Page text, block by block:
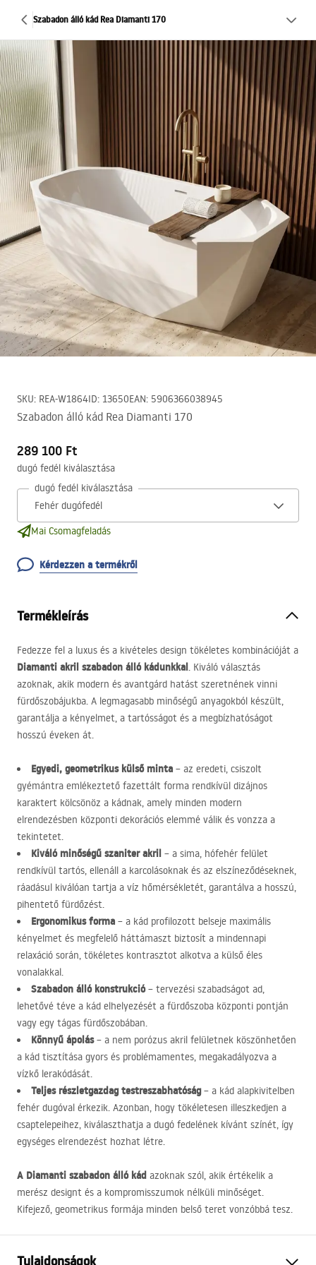
Szabadon álló kád Rea Diamanti 170
SKU: REA-W1864ID: 13650EAN: 5906366038945
Szabadon álló kád Rea Diamanti 170
289 100 Ft
dugó fedél kiválasztása
dugó fedél kiválasztása
Mai Csomagfeladás
Kérdezzen a termékről
Termékleírás
Fedezze fel a luxus és a kivételes design tökéletes kombinációját a
Diamanti akril szabadon álló kádunkkal. Kiváló választás
azoknak, akik modern és avantgárd hatást szeretnének vinni
fürdőszobájukba. A legmagasabb minőségű anyagokból készült,
garantálja a kényelmet, a tartósságot és a megbízhatóságot
hosszú éveken át.
Egyedi, geometrikus külső minta – az eredeti, csiszolt
gyémántra emlékeztető fazettált forma rendkívül dizájnos
karaktert kölcsönöz a kádnak, amely minden modern
elrendezésben központi dekorációs elemmé válik és vonzza a
tekintetet.
Kiváló minőségű szaniter akril – a sima, hófehér felület
rendkívül tartós, ellenáll a karcolásoknak és az elszíneződéseknek,
ráadásul kiválóan tartja a víz hőmérsékletét, garantálva a hosszú,
pihentető fürdőzést.
Ergonomikus forma – a kád profilozott belseje maximális
kényelmet és megfelelő háttámaszt biztosít a mindennapi
relaxáció során, tökéletes kontrasztot alkotva a külső éles
vonalakkal.
Szabadon álló konstrukció– tervezési szabadságot ad,
lehetővé téve a kád elhelyezését a fürdőszoba központi pontján
vagy egy tágas fürdőszobában.
Könnyű ápolás– a nem porózus akril felületnek köszönhetően
a kád tisztítása gyors és problémamentes, megakadályozva a
vízkő lerakódását.
Teljes részletgazdag testreszabhatóság– a kád alapkivitelben
fehér dugóval érkezik. Azonban, hogy tökéletesen illeszkedjen a
csaptelepeihez, kiválaszthatja a dugó fedelének kívánt színét, így
egységes elrendezést hozhat létre.
A Diamanti szabadon álló kád azoknak szól, akik értékelik a
merész designt és a kompromisszumok nélküli minőséget.
Kifejező, geometrikus formája minden belső teret vonzóbbá tesz.
Tulajdonságok